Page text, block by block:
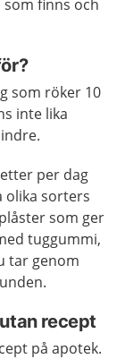
finns och
som röker 10
inte lika
per dag
olika sorters
som ger
tuggummi,
tar genom
recept
på apotek.